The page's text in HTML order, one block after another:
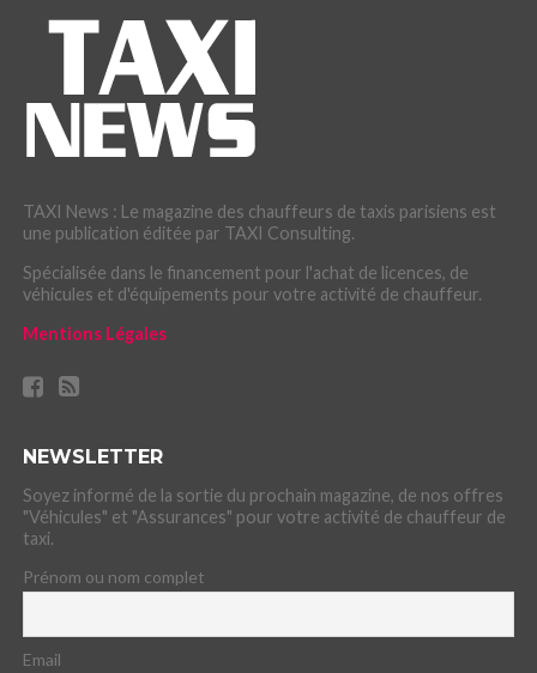
TAXI News : Le magazine des chauffeurs de taxis parisiens est
une publication éditée par TAXI Consulting.
Spécialisée dans le financement pour l'achat de licences, de
véhicules et d'équipements pour votre activité de chauffeur.
Mentions Légales
NEWSLETTER
Soyez informé de la sortie du prochain magazine, de nos offres
"Véhicules" et "Assurances" pour votre activité de chauffeur de
taxi.
Prénom ou nom complet
Email